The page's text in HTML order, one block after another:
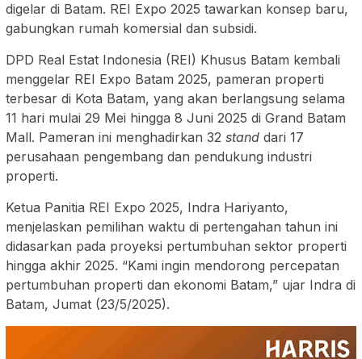
digelar di Batam. REI Expo 2025 tawarkan konsep baru,
gabungkan rumah komersial dan subsidi.
DPD Real Estat Indonesia (REI) Khusus Batam kembali
menggelar REI Expo Batam 2025, pameran properti
terbesar di Kota Batam, yang akan berlangsung selama
11 hari mulai 29 Mei hingga 8 Juni 2025 di Grand Batam
Mall. Pameran ini menghadirkan 32 stand dari 17
perusahaan pengembang dan pendukung industri
properti.
Ketua Panitia REI Expo 2025, Indra Hariyanto,
menjelaskan pemilihan waktu di pertengahan tahun ini
didasarkan pada proyeksi pertumbuhan sektor properti
hingga akhir 2025. “Kami ingin mendorong percepatan
pertumbuhan properti dan ekonomi Batam,” ujar Indra di
Batam, Jumat (23/5/2025).